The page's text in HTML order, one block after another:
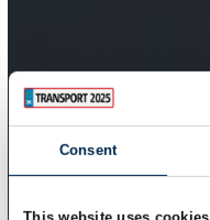
Consent